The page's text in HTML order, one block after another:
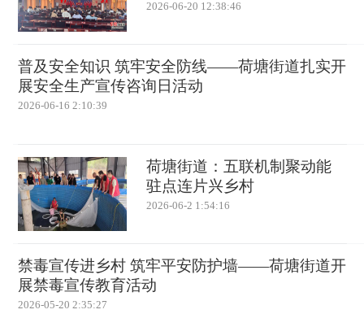
守底行动
2026-06-20 12:38:46
普及安全知识 筑牢安全防线——荷塘街道扎实开
展安全生产宣传咨询日活动
2026-06-16 2:10:39
荷塘街道：五联机制聚动能
驻点连片兴乡村
2026-06-2 1:54:16
禁毒宣传进乡村 筑牢平安防护墙——荷塘街道开
展禁毒宣传教育活动
2026-05-20 2:35:27